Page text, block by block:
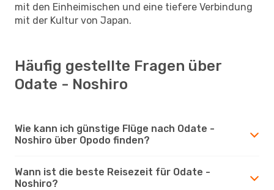
mit den Einheimischen und eine tiefere Verbindung
mit der Kultur von Japan.
Häufig gestellte Fragen über
Odate - Noshiro
Wie kann ich günstige Flüge nach Odate -
Noshiro über Opodo finden?
Wann ist die beste Reisezeit für Odate -
Noshiro?